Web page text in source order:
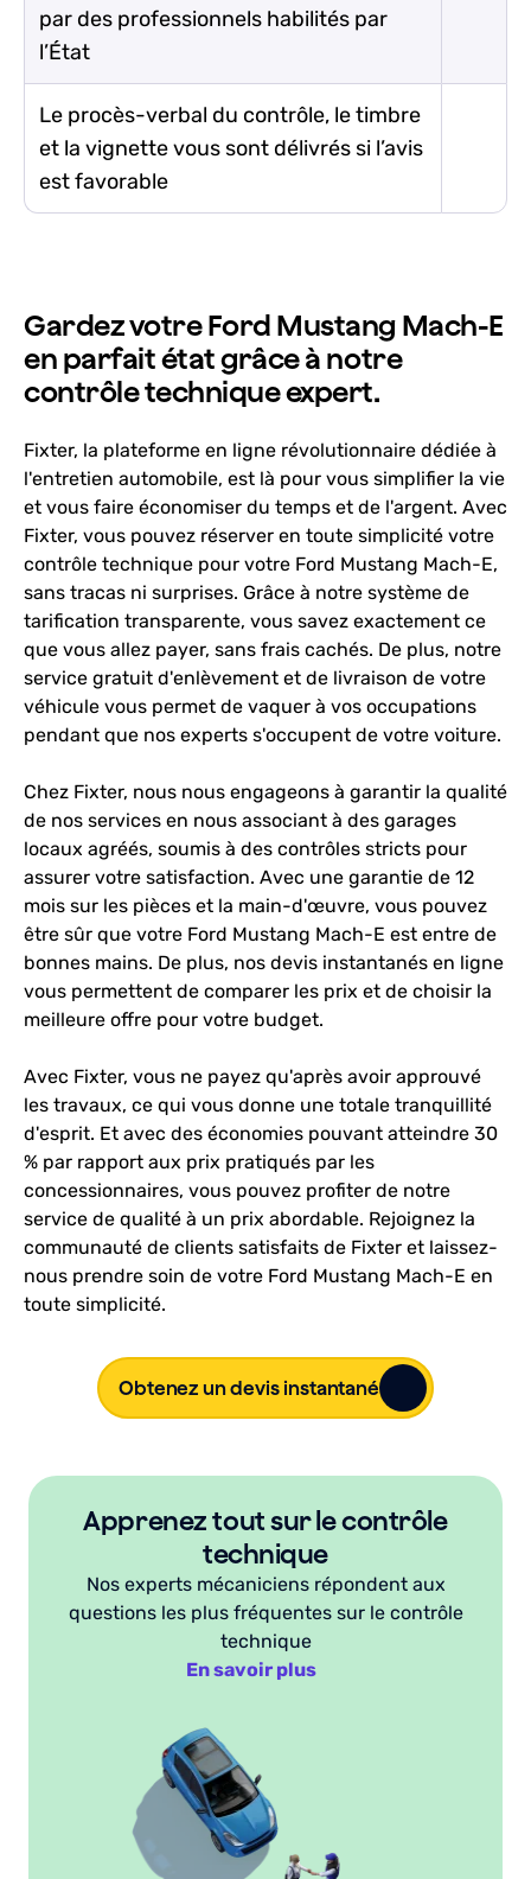
par des professionnels habilités par
l’État
Le procès-verbal du contrôle, le timbre
et la vignette vous sont délivrés si l’avis
est favorable
Gardez votre Ford Mustang Mach-E
en parfait état grâce à notre
contrôle technique expert.
Fixter, la plateforme en ligne révolutionnaire dédiée à
l'entretien automobile, est là pour vous simplifier la vie
et vous faire économiser du temps et de l'argent. Avec
Fixter, vous pouvez réserver en toute simplicité votre
contrôle technique pour votre Ford Mustang Mach-E,
sans tracas ni surprises. Grâce à notre système de
tarification transparente, vous savez exactement ce
que vous allez payer, sans frais cachés. De plus, notre
service gratuit d'enlèvement et de livraison de votre
véhicule vous permet de vaquer à vos occupations
pendant que nos experts s'occupent de votre voiture.
Chez Fixter, nous nous engageons à garantir la qualité
de nos services en nous associant à des garages
locaux agréés, soumis à des contrôles stricts pour
assurer votre satisfaction. Avec une garantie de 12
mois sur les pièces et la main-d'œuvre, vous pouvez
être sûr que votre Ford Mustang Mach-E est entre de
bonnes mains. De plus, nos devis instantanés en ligne
vous permettent de comparer les prix et de choisir la
meilleure offre pour votre budget.
Avec Fixter, vous ne payez qu'après avoir approuvé
les travaux, ce qui vous donne une totale tranquillité
d'esprit. Et avec des économies pouvant atteindre 30
% par rapport aux prix pratiqués par les
concessionnaires, vous pouvez profiter de notre
service de qualité à un prix abordable. Rejoignez la
communauté de clients satisfaits de Fixter et laissez-
nous prendre soin de votre Ford Mustang Mach-E en
toute simplicité.
Obtenez un devis instantané
Apprenez tout sur le contrôle
technique
Nos experts mécaniciens répondent aux
questions les plus fréquentes sur le contrôle
technique
En savoir plus